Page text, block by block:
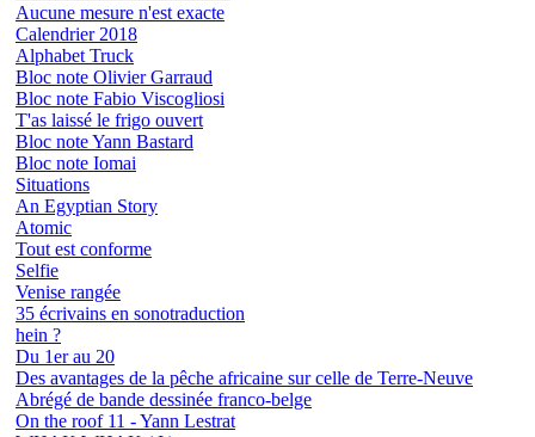
Aucune mesure n'est exacte
Calendrier 2018
Alphabet Truck
Bloc note Olivier Garraud
Bloc note Fabio Viscogliosi
T'as laissé le frigo ouvert
Bloc note Yann Bastard
Bloc note Iomai
Situations
An Egyptian Story
Atomic
Tout est conforme
Selfie
Venise rangée
35 écrivains en sonotraduction
hein ?
Du 1er au 20
Des avantages de la pêche africaine sur celle de Terre-Neuve
Abrégé de bande dessinée franco-belge
On the roof 11 - Yann Lestrat